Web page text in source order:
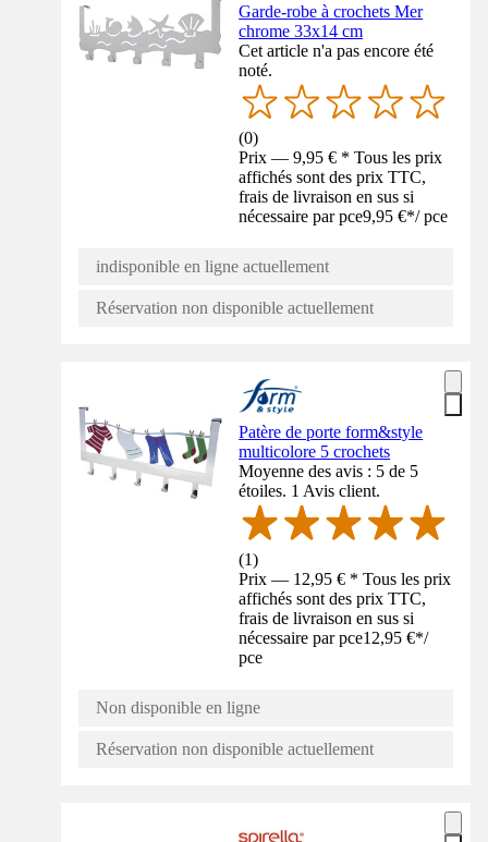
Garde-robe à crochets Mer
chrome 33x14 cm
Cet article n'a pas encore été
noté.
(0)
Prix — 9,95 € * Tous les prix
affichés sont des prix TTC,
frais de livraison en sus si
nécessaire par pce9,95 €*/ pce
indisponible en ligne actuellement
Réservation non disponible actuellement
Patère de porte form&style
multicolore 5 crochets
Moyenne des avis : 5 de 5
étoiles. 1 Avis client.
(1)
Prix — 12,95 € * Tous les prix
affichés sont des prix TTC,
frais de livraison en sus si
nécessaire par pce12,95 €*/
pce
Non disponible en ligne
Réservation non disponible actuellement